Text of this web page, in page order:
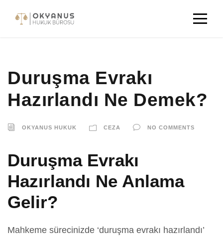
Duruşma Evrakı
Hazırlandı Ne Demek?
OKYANUS HUKUK CEZA NO COMMENTS
Duruşma Evrakı
Hazırlandı Ne Anlama
Gelir?
Mahkeme sürecinizde ‘duruşma evrakı hazırlandı’